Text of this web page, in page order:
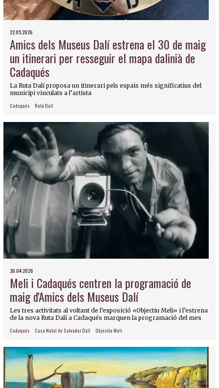
22.05.2026
Amics dels Museus Dalí estrena el 30 de maig
un itinerari per resseguir el mapa dalinià de
Cadaqués
La Ruta Dalí proposa un itinerari pels espais més significatius del
municipi vinculats a l’artista
Cadaqués Ruta Dalí
30.04.2026
Meli i Cadaqués centren la programació de
maig d'Amics dels Museus Dalí
Les tres activitats al voltant de l’exposició «Objectiu Meli» i l’estrena
de la nova Ruta Dalí a Cadaqués marquen la programació del mes
Cadaqués Casa Natal de Salvador Dalí Objectiu Meli